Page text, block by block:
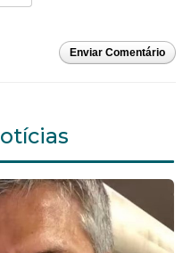
Enviar Comentário